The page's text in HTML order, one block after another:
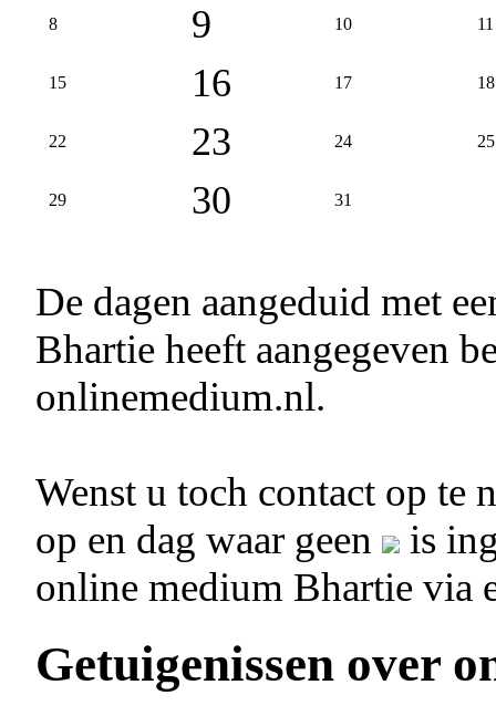
8 9 10 11
15 16 17 18
22 23 24 25
29 30 31
De dagen aangeduid met
Bhartie heeft aangegeven
onlinemedium.nl.
Wenst u toch contact op te
op en dag waar geen
is
online medium Bhartie via
Getuigenissen over